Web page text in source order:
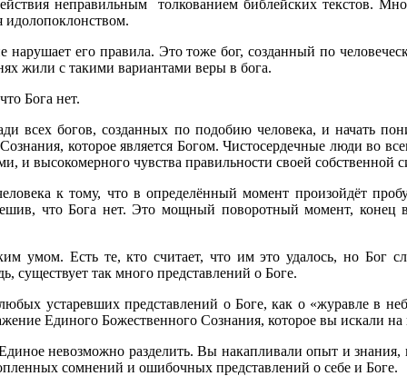
неправильным толкованием библейских текстов.
идолопоклонством.
его правила. Это тоже бог, созданный по
жили с такими вариантами веры в бога.
Бога нет.
всех богов, созданных по подобию человека, и начать
которое является Богом. Чистосердечные люди во
и высокомерного чувства правильности своей собственной
к тому, что в определённый момент произойдёт
что Бога нет. Это мощный поворотный момент,
умом. Есть те, кто считает, что им это удалось, но Бог
существует так много представлений о Боге.
устаревших представлений о Боге, как о «журавле в
Единого Божественного Сознания, которое вы искали
невозможно разделить. Вы накапливали опыт и знания,
сомнений и ошибочных представлений о себе и Боге.